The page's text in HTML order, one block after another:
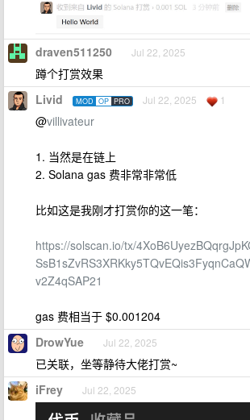
draven511250 Jul 22, 2025
蹲个打赏效果
Livid MOD OP PRO Jul 22, 2025 1
@villivateur
1. 当然是在链上
2. Solana gas 费非常非常低
比如这是我刚才打赏你的这一笔：
https://solscan.io/tx/
v2Z4qSAP21
gas 费相当于 $0.001204
DrowYue Jul 22, 2025
已关联，坐等静待大佬打赏~
iFrey Jul 22, 2025